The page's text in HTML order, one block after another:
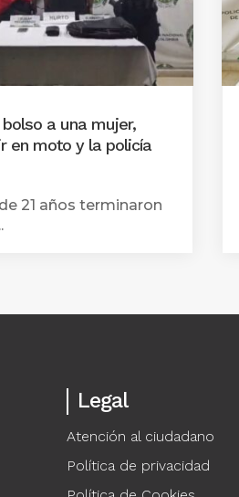
a una mujer,
en moto y la policía
21 años terminaron
Legal
Atención al ciudadano
Política de privacidad